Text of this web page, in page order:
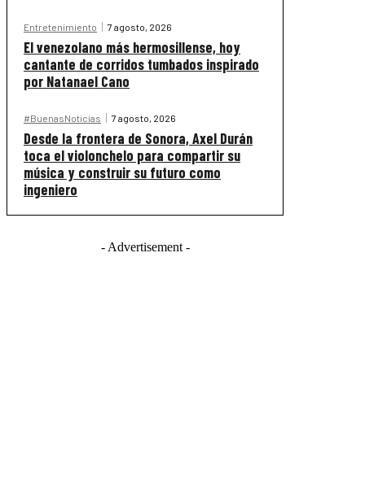
Entretenimiento 7 agosto, 2026
El venezolano más hermosillense, hoy
cantante de corridos tumbados inspirado
por Natanael Cano
#BuenasNoticias 7 agosto, 2026
Desde la frontera de Sonora, Axel Durán
toca el violonchelo para compartir su
música y construir su futuro como
ingeniero
- Advertisement -